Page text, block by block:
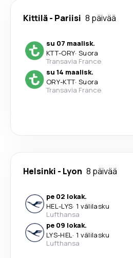
Kittilä- Pariisi 8 päivää
su 07 maalisk.
KTT-ORY· Suora
Transavia France
su 14 maalisk.
ORY-KTT· Suora
Transavia France
Helsinki - Lyon 8 päivää
pe 02 lokak.
HEL-LYS· 1 välilasku
Lufthansa
pe 09 lokak.
LYS-HEL· 1 välilasku
Lufthansa